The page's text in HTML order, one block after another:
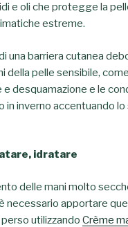
e oli che protegge la
estreme.
una barriera cutanea
della pelle sensibile,
e desquamazione e le
in inverno accentuando
idratare
delle mani molto
necessario apportare
utilizzando Crème